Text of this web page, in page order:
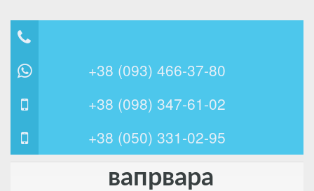
+38 (093) 466-37-80
+38 (098) 347-61-02
+38 (050) 331-02-95
вапрвара